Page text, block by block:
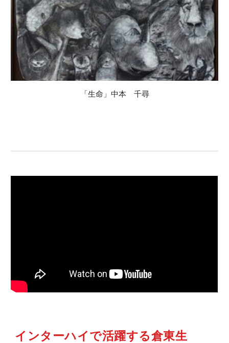
「生命」中本 千尋
インターハイで活躍する倉東生